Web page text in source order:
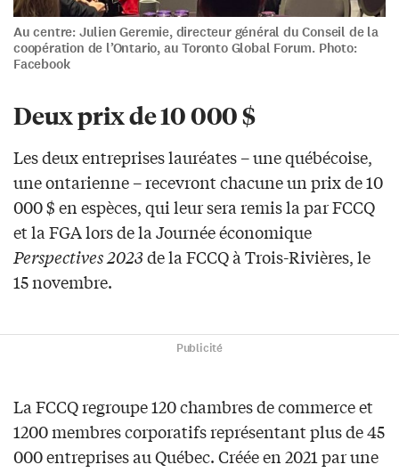
Au centre: Julien Geremie, directeur général du Conseil de la
coopération de l’Ontario, au Toronto Global Forum. Photo:
Facebook
Deux prix de 10 000 $
Les deux entreprises lauréates – une québécoise,
une ontarienne – recevront chacune un prix de 10
000 $ en espèces, qui leur sera remis la par FCCQ
et la FGA lors de la Journée économique
Perspectives 2023de la FCCQ à Trois-Rivières, le
15 novembre.
Publicité
La FCCQ regroupe 120 chambres de commerce et
1200 membres corporatifs représentant plus de 45
000 entreprises au Québec. Créée en 2021 par une